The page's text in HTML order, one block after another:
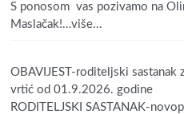
S ponosom vas pozivamo na
Maslačak!…više...
OBAVIJEST-roditeljski sastanak
vrtić od 01.9.2026. godine
RODITELJSKI SASTANAK-